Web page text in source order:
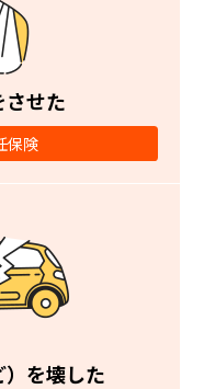
せた
保険
を壊した